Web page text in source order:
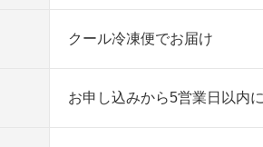
クール冷凍便でお届け
お申し込みから5営業日以内